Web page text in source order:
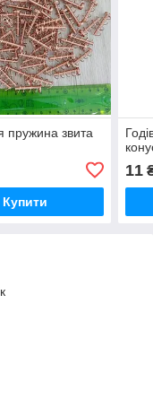
пружина звита
Купити
11